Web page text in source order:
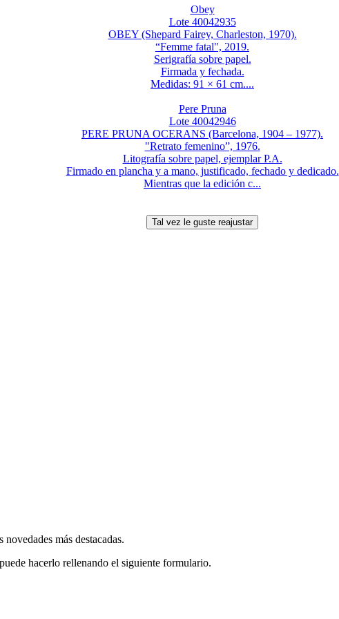
Obey
Lote 40042935
OBEY (Shepard Fairey, Charleston, 1970).
“Femme fatal", 2019.
Serigrafía sobre papel.
Firmada y fechada.
Medidas: 91 × 61 cm....
Pere Pruna
Lote 40042946
PERE PRUNA OCERANS (Barcelona, 1904 – 1977).
"Retrato femenino”, 1976.
Litografía sobre papel, ejemplar P.A.
Firmado en plancha y a mano, justificado, fechado y dedicado.
Mientras que la edición c...
más destacadas.
hacerlo rellenando el siguiente formulario.